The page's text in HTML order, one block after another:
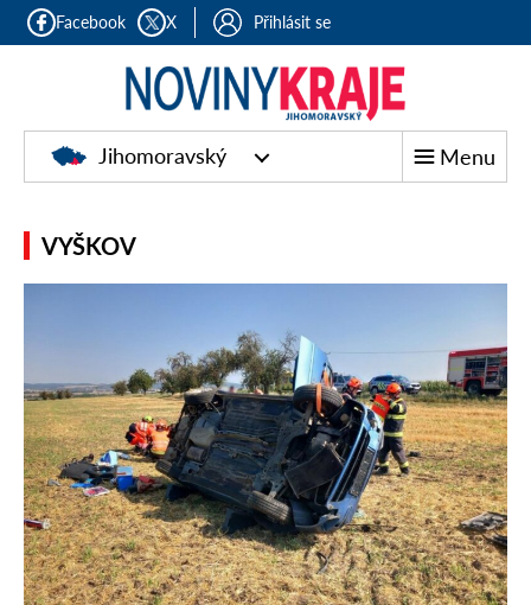
Facebook X Přihlásit se
Jihomoravský Menu
VYŠKOV